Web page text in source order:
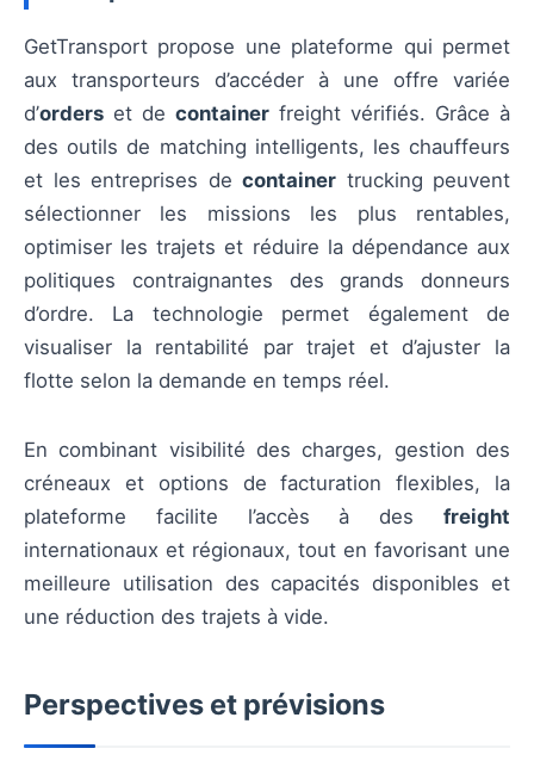
GetTransport propose une plateforme qui permet
aux transporteurs d’accéder à une offre variée
d’orders et de container freight vérifiés. Grâce à
des outils de matching intelligents, les chauffeurs
et les entreprises de container trucking peuvent
sélectionner les missions les plus rentables,
optimiser les trajets et réduire la dépendance aux
politiques contraignantes des grands donneurs
d’ordre. La technologie permet également de
visualiser la rentabilité par trajet et d’ajuster la
flotte selon la demande en temps réel.
En combinant visibilité des charges, gestion des
créneaux et options de facturation flexibles, la
plateforme facilite l’accès à des freight
internationaux et régionaux, tout en favorisant une
meilleure utilisation des capacités disponibles et
une réduction des trajets à vide.
Perspectives et prévisions